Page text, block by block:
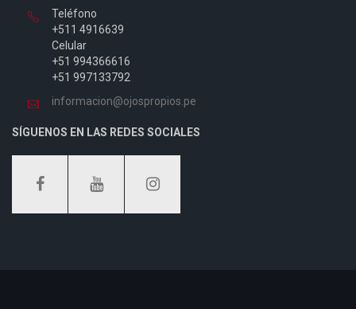
Teléfono
+511 4916639
Celular
+51 994366616
+51 997133792
informacion@ojospropios.pe
SÍGUENOS EN LAS REDES SOCIALES